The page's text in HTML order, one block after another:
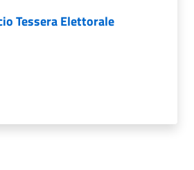
Tessera Elettorale